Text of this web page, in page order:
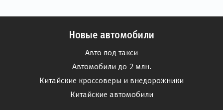
Новые автомобили
Авто под такси
Автомобили до 2 млн.
Китайские кроссоверы и внедорожники
Китайские автомобили